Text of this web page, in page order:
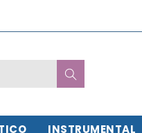
INSTRUMENTAL